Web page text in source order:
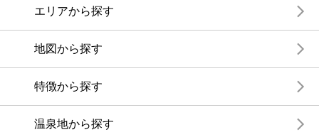
エリアから探す
地図から探す
特徴から探す
温泉地から探す